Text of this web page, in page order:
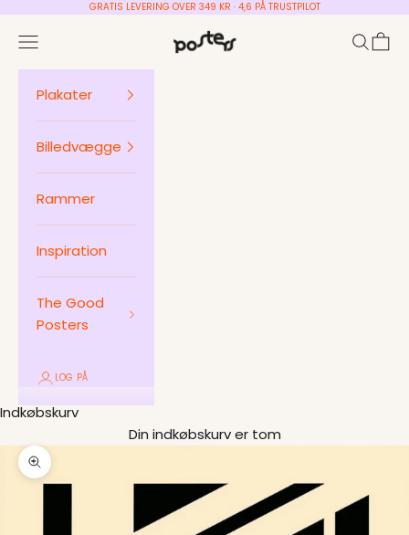
Spring til indholdGRATIS LEVERING OVER 349 KR · 4,6 PÅ TRUSTPILOT
Posters ApS
Menu Søg
Plakater
Billedvægge
Rammer
Inspiration
The Good
Posters
LOG PÅ
Indkøbskurv
Din indkøbskurv er tom
Zoom